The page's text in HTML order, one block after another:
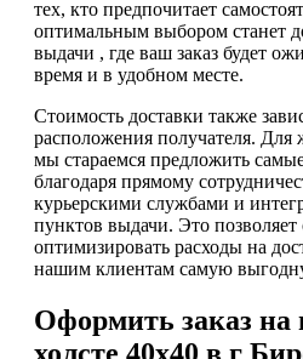
тех, кто предпочитает
оптимальным выбором станет
выдачи , где ваш заказ будет
время и в удобном месте.
Стоимость доставки также
расположения получателя.
мы стараемся предложить
благодаря прямому
курьерскими службами и
пунктов выдачи. Это
оптимизировать расходы на
нашим клиентам самую
Оформить заказ на